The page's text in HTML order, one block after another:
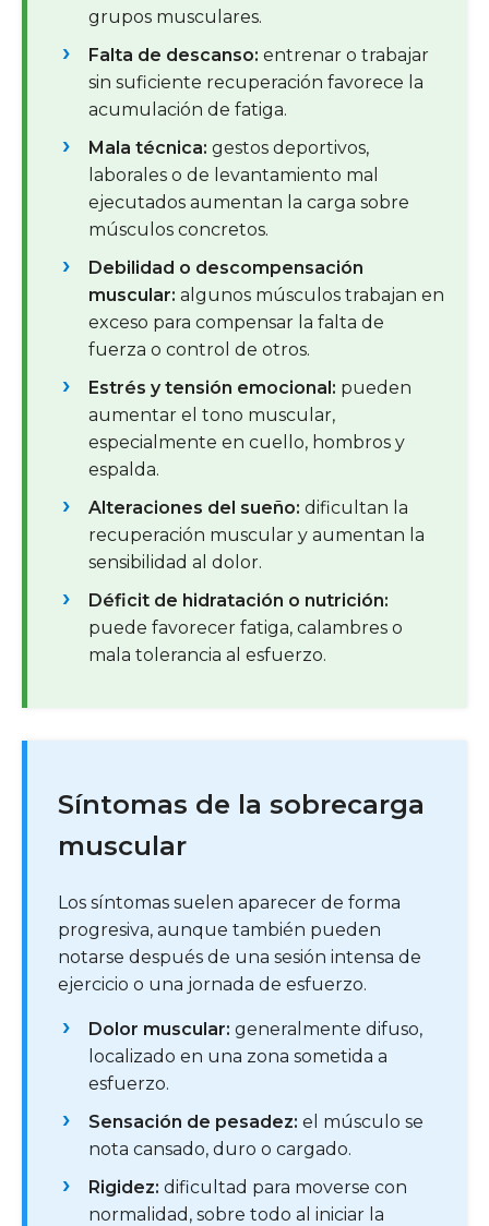
grupos musculares.
Falta de descanso: entrenar o trabajar
sin suficiente recuperación favorece la
acumulación de fatiga.
Mala técnica: gestos deportivos,
laborales o de levantamiento mal
ejecutados aumentan la carga sobre
músculos concretos.
Debilidad o descompensación
muscular: algunos músculos trabajan en
exceso para compensar la falta de
fuerza o control de otros.
Estrés y tensión emocional: pueden
aumentar el tono muscular,
especialmente en cuello, hombros y
espalda.
Alteraciones del sueño: dificultan la
recuperación muscular y aumentan la
sensibilidad al dolor.
Déficit de hidratación o nutrición:
puede favorecer fatiga, calambres o
mala tolerancia al esfuerzo.
Síntomas de la sobrecarga
muscular
Los síntomas suelen aparecer de forma
progresiva, aunque también pueden
notarse después de una sesión intensa de
ejercicio o una jornada de esfuerzo.
Dolor muscular: generalmente difuso,
localizado en una zona sometida a
esfuerzo.
Sensación de pesadez: el músculo se
nota cansado, duro o cargado.
Rigidez: dificultad para moverse con
normalidad, sobre todo al iniciar la